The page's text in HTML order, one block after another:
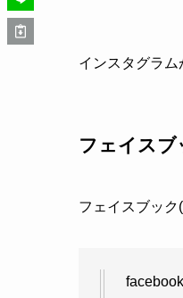
インスタグラム
フェイス
フェイスブック